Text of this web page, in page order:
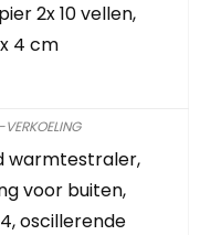
2x 10 vellen,
4 cm
warmtestraler,
voor buiten,
oscillerende